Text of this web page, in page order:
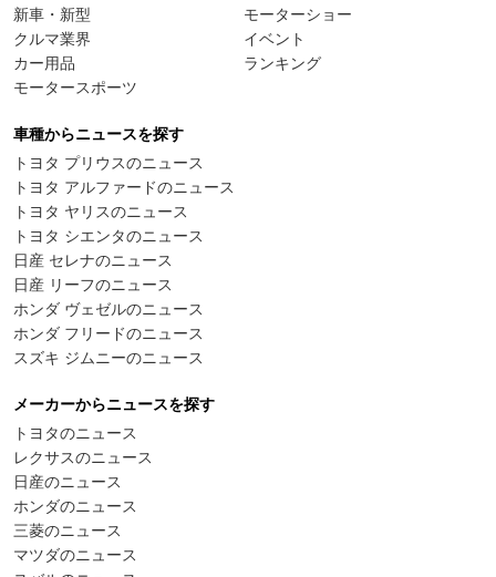
新車・新型
クルマ業界
カー用品
モータースポーツ
モーターショー
イベント
ランキング
車種からニュースを探す
トヨタ プリウスのニュース
トヨタ アルファードのニュース
トヨタ ヤリスのニュース
トヨタ シエンタのニュース
日産 セレナのニュース
日産 リーフのニュース
ホンダ ヴェゼルのニュース
ホンダ フリードのニュース
スズキ ジムニーのニュース
メーカーからニュースを探す
トヨタのニュース
レクサスのニュース
日産のニュース
ホンダのニュース
三菱のニュース
マツダのニュース